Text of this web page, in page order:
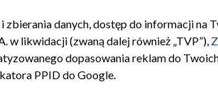
reklamy Kontakt
danych, dostęp do informacji na
w likwidacji (zwaną dalej również „TVP”),
dopasowania reklam do
PPID do Google.